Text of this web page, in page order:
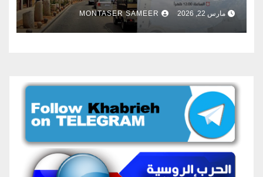
مارس 22, 2026 MONTASER SAMEER